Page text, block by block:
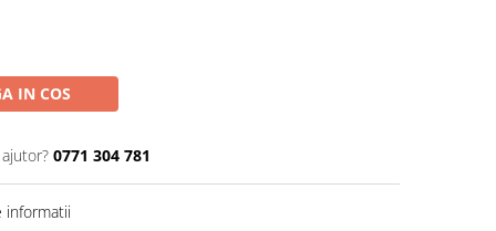
IN COS
0771 304 781
informatii